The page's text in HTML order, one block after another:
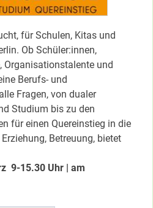
für Schulen, Kitas und
Ob Schüler:innen,
Organisationstalente und
Berufs- und
Fragen, von dualer
Studium bis zu den
für einen Quereinstieg in die
Betreuung, bietet
9-15.30 Uhr | am